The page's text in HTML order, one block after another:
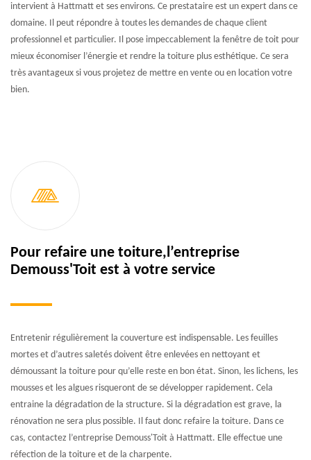
intervient à Hattmatt et ses environs. Ce prestataire est un expert dans ce
domaine. Il peut répondre à toutes les demandes de chaque client
professionnel et particulier. Il pose impeccablement la fenêtre de toit pour
mieux économiser l’énergie et rendre la toiture plus esthétique. Ce sera
très avantageux si vous projetez de mettre en vente ou en location votre
bien.
Pour refaire une toiture,l’entreprise
Demouss'Toit est à votre service
Entretenir régulièrement la couverture est indispensable. Les feuilles
mortes et d’autres saletés doivent être enlevées en nettoyant et
démoussant la toiture pour qu’elle reste en bon état. Sinon, les lichens, les
mousses et les algues risqueront de se développer rapidement. Cela
entraine la dégradation de la structure. Si la dégradation est grave, la
rénovation ne sera plus possible. Il faut donc refaire la toiture. Dans ce
cas, contactez l’entreprise Demouss'Toit à Hattmatt. Elle effectue une
réfection de la toiture et de la charpente.